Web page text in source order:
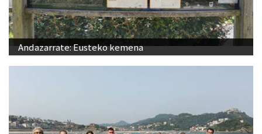
Andazarrate: Eusteko kemena